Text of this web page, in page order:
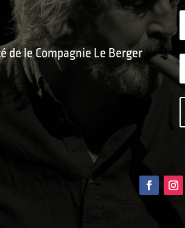
de le Compagnie Le Berger